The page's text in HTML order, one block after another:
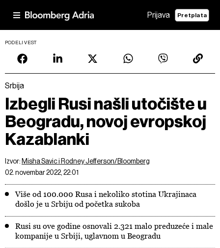
Prijava Pretplata
PODELI VEST
Srbija
Izbegli Rusi našli utočište u
Beogradu, novoj evropskoj
Kazablanki
Izvor: Misha Savic i Rodney Jefferson/Bloomberg
02. novembar 2022, 22:01
Više od 100.000 Rusa i nekoliko stotina Ukrajinaca
došlo je u Srbiju od početka sukoba
Rusi su ove godine osnovali 2.321 malo preduzeće i male
kompanije u Srbiji, uglavnom u Beogradu